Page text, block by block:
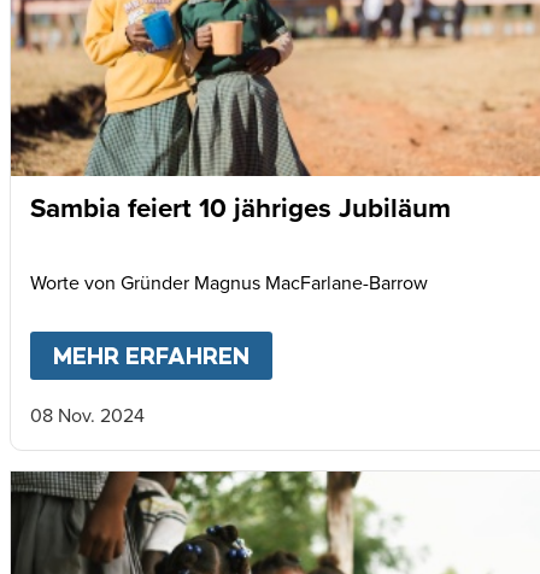
Sambia feiert 10 jähriges Jubiläum
Worte von Gründer Magnus MacFarlane-Barrow
MEHR ERFAHREN
08 Nov. 2024